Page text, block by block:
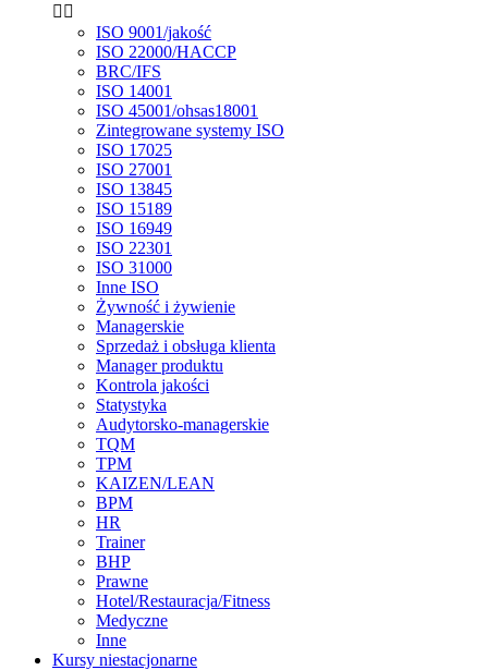
 
ISO 9001/jakość
ISO 22000/HACCP
BRC/IFS
ISO 14001
ISO 45001/ohsas18001
Zintegrowane systemy ISO
ISO 17025
ISO 27001
ISO 13845
ISO 15189
ISO 16949
ISO 22301
ISO 31000
Inne ISO
Żywność i żywienie
Managerskie
Sprzedaż i obsługa klienta
Manager produktu
Kontrola jakości
Statystyka
Audytorsko-managerskie
TQM
TPM
KAIZEN/LEAN
BPM
HR
Trainer
BHP
Prawne
Hotel/Restauracja/Fitness
Medyczne
Inne
Kursy niestacjonarne